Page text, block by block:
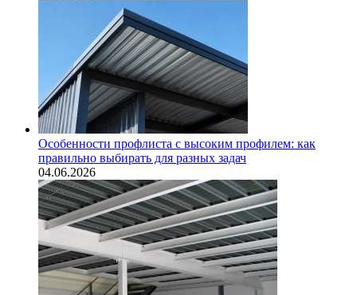
Особенности профлиста с высоким профилем: как
правильно выбирать для разных задач
04.06.2026